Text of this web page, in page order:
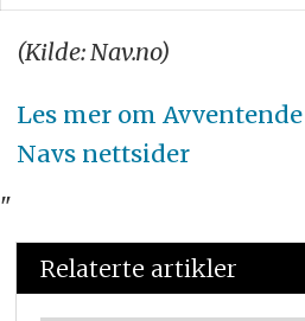
(Kilde: Nav.no)
Les mer om
Navs nettsider
"
Relaterte artikler